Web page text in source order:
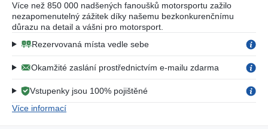
Více než 850 000 nadšených fanoušků motorsportu zažilo
nezapomenutelný zážitek díky našemu bezkonkurenčnímu
důrazu na detail a vášni pro motorsport.
Rezervovaná místa vedle sebe
Okamžité zaslání prostřednictvím e-mailu zdarma
Vstupenky jsou 100% pojištěné
Více informací